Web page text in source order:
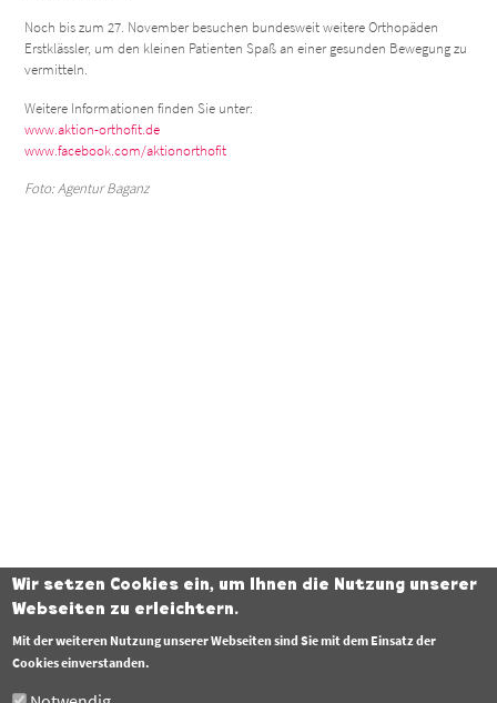
Noch bis zum 27. November besuchen bundesweit weitere Orthopäden
Erstklässler, um den kleinen Patienten Spaß an einer gesunden Bewegung zu
vermitteln.
Weitere Informationen finden Sie unter:
www.aktion-orthofit.de
www.facebook.com/aktionorthofit
Foto: Agentur Baganz
Fußzeile
Datenschutzerklärung
Wir setzen Cookies ein, um Ihnen die Nutzung unserer
Webseiten zu erleichtern.
Mit der weiteren Nutzung unserer Webseiten sind Sie mit dem Einsatz der
Cookies einverstanden.